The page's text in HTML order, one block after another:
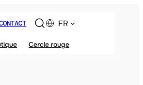
FR
Cercle rouge